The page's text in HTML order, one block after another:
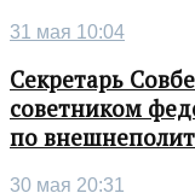
31 мая 10:04
Секретарь
советником
по
30 мая 20:31